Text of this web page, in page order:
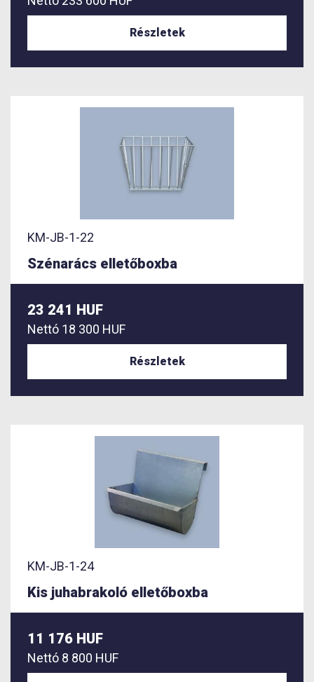
Részletek
KM-JB-1-22
Szénarács elletőboxba
23 241 HUF
Nettó 18 300 HUF
Részletek
KM-JB-1-24
Kis juhabrakoló elletőboxba
11 176 HUF
Nettó 8 800 HUF